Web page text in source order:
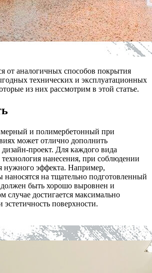
от аналогичных способов покрытия
технических и эксплуатационных
из них рассмотрим в этой статье.
и полимербетонный при
может отлично дополнить
проект. Для каждого вида
технология нанесения, при соблюдении
нужного эффекта. Например,
наносятся на тщательно подготовленный
быть хорошо выровнен и
случае достигается максимально
эстетичность поверхности.